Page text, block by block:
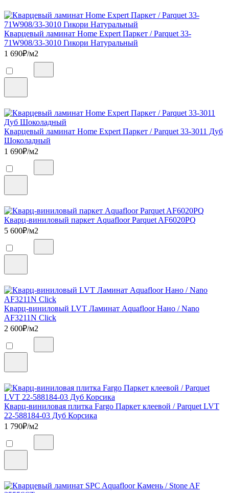
Кварцевый ламинат Home Expert Паркет / Parquet 33-
71W908/33-3010 Гикори Натуральный
1 690₽/м2
Кварцевый ламинат Home Expert Паркет / Parquet 33-3011 Дуб
Шоколадный
1 690₽/м2
Кварц-виниловый паркет Aquafloor Parquet AF6020PQ
5 600₽/м2
Кварц-виниловый LVT Ламинат Aquafloor Нано / Nano
AF3211N Click
2 600₽/м2
Кварц-виниловая плитка Fargo Паркет клеевой / Parquet LVT
22-588184-03 Дуб Корсика
1 790₽/м2